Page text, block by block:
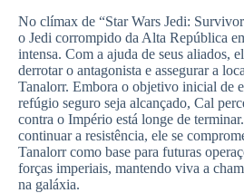
No clímax de “Star Wars Jedi:
o Jedi corrompido da Alta República
intensa. Com a ajuda de seus aliados,
derrotar o antagonista e assegurar a
Tanalorr. Embora o objetivo inicial de
refúgio seguro seja alcançado, Cal
contra o Império está longe de
continuar a resistência, ele se
Tanalorr como base para futuras
forças imperiais, mantendo viva a
na galáxia.